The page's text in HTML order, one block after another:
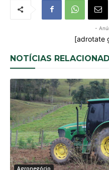
-
[adrotate
NOTÍCIAS